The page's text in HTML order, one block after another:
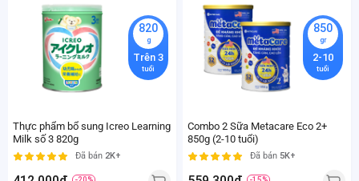
820
g
Trên 3
tuổi
Thực phẩm bổ sung Icreo Learning
Milk số 3 820g
Đã bán 2K+
850
gr
2-10
tuổi
Combo 2 Sữa Metacare Eco 2+
850g (2-10 tuổi)
Đã bán 5K+